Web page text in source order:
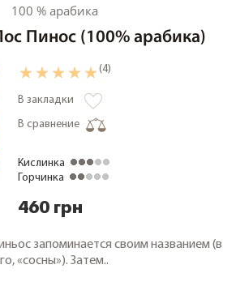
100 % арабика
Пинос (100% арабика)
(4)
В закладки
В сравнение
Кислинка
Горчинка
460 грн
запоминается своим названием (в
«сосны»). Затем..